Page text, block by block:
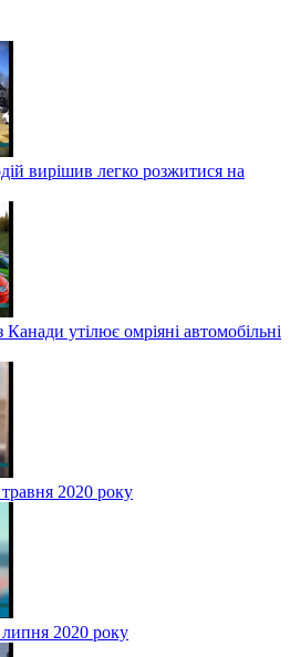
вирішив легко розжитися на
утілює омріяні автомобільні
2020 року
липня 2020 року